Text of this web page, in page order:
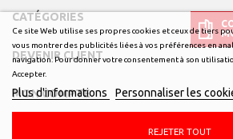
CATÉGORIES
DEVENIR CLIENT
MON COMPTE
Ce site Web utilise ses propres cookies et ceux de tiers
vous montrer des publicités liées à vos préférences en
navigation. Pour donner votre consentement à son
Accepter.
Plus d'informations Personnaliser les
REJETER TOUT